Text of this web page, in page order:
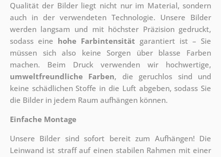
Qualität der Bilder liegt nicht nur im Material, sondern
auch in der verwendeten Technologie. Unsere Bilder
werden langsam und mit höchster Präzision gedruckt,
sodass eine hohe Farbintensität garantiert ist – Sie
müssen sich also keine Sorgen über blasse Farben
machen. Beim Druck verwenden wir hochwertige,
umweltfreundliche Farben, die geruchlos sind und
keine schädlichen Stoffe in die Luft abgeben, sodass Sie
die Bilder in jedem Raum aufhängen können.
Einfache Montage
Unsere Bilder sind sofort bereit zum Aufhängen! Die
Leinwand ist straff auf einen stabilen Rahmen mit einer